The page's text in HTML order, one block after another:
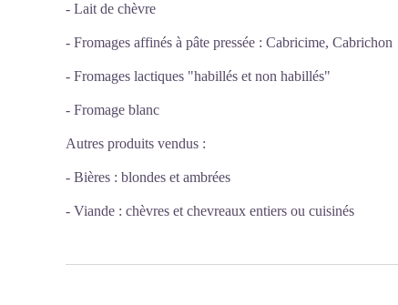
- Lait de chèvre
- Fromages affinés à pâte pressée : Cabricime, Cabrichon
- Fromages lactiques "habillés et non habillés"
- Fromage blanc
Autres produits vendus :
- Bières : blondes et ambrées
- Viande : chèvres et chevreaux entiers ou cuisinés